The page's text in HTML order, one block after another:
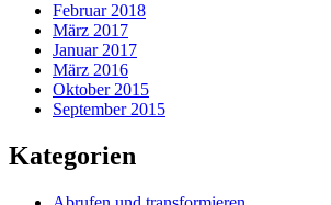
Februar 2018
März 2017
Januar 2017
März 2016
Oktober 2015
September 2015
Kategorien